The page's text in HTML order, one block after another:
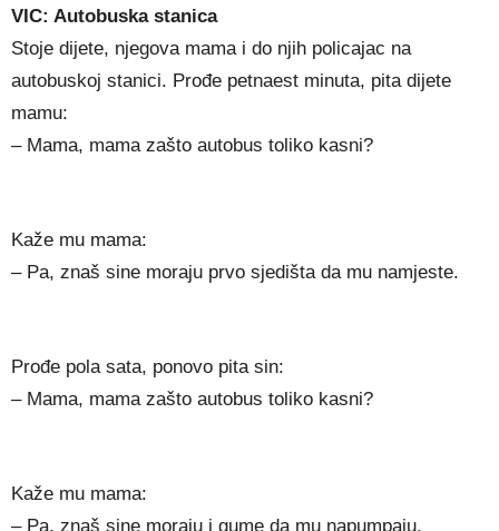
VIC: Autobuska stanica
Stoje dijete, njegova mama i do njih policajac na
autobuskoj stanici. Prođe petnaest minuta, pita dijete
mamu:
– Mama, mama zašto autobus toliko kasni?
Kaže mu mama:
– Pa, znaš sine moraju prvo sjedišta da mu namjeste.
Prođe pola sata, ponovo pita sin:
– Mama, mama zašto autobus toliko kasni?
Kaže mu mama:
– Pa, znaš sine moraju i gume da mu napumpaju.